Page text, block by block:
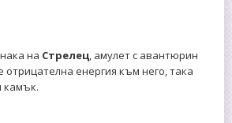
на Стрелец , амулет с авантюрин
енергия към него, така
камък.